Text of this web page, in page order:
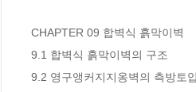
CHAPTER 09 합벽식 흙막이벽
9.1 합벽식 흙막이벽의 구조
9.2 영구앵커지지옹벽의 측방토